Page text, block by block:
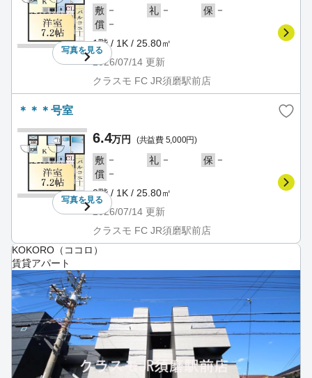
写真を見る
敷 － 礼 － 保 －
償 －
1階 / 1K / 25.80㎡
2026/07/14 更新
クラスモ FC JR須磨駅前店
＊＊＊号室
写真を見る
6.4万円 (共益費 5,000円)
敷 － 礼 － 保 －
償 －
3階 / 1K / 25.80㎡
2026/07/14 更新
クラスモ FC JR須磨駅前店
KOKORO（ココロ）
賃貸アパート